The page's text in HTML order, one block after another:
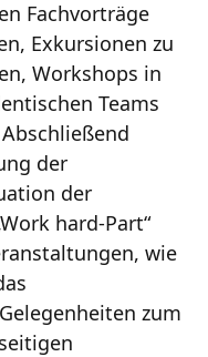
Fachvorträge
Exkursionen zu
Workshops in
Teams
der
der
hard‐Part“
wie
zum